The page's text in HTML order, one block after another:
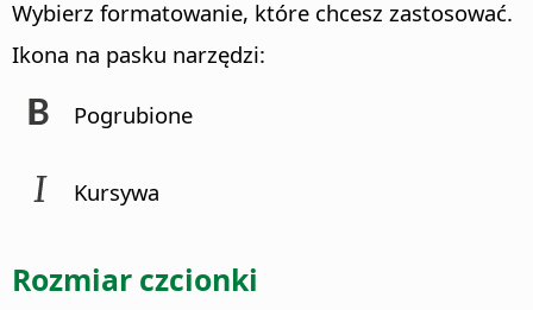
Wybierz formatowanie, które chcesz zastosować.
Ikona na pasku narzędzi:
Pogrubione
Kursywa
Rozmiar czcionki